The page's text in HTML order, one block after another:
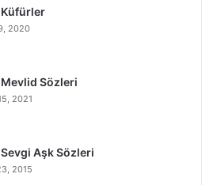
2020
Sözleri
2021
Aşk Sözleri
2015